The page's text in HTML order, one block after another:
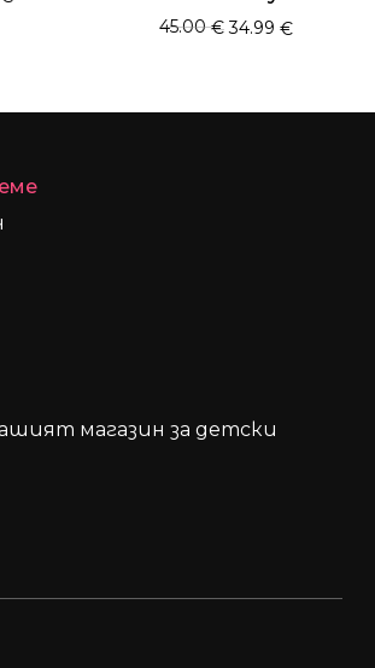
45.00€ Original
34.99 €
магазин за детски